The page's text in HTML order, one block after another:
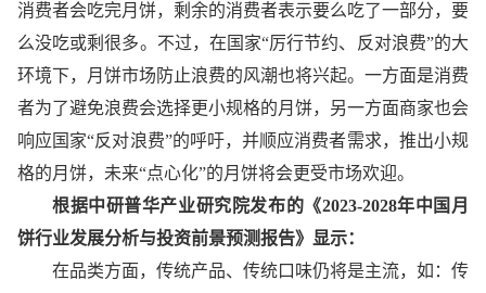
消费者会吃完月饼，剩余的消费者表示要么吃了一部分，要
么没吃或剩很多。不过，在国家“厉行节约、反对浪费”的大
环境下，月饼市场防止浪费的风潮也将兴起。一方面是消费
者为了避免浪费会选择更小规格的月饼，另一方面商家也会
响应国家“反对浪费”的呼吁，并顺应消费者需求，推出小规
格的月饼，未来“点心化”的月饼将会更受市场欢迎。
根据中研普华产业研究院发布的《2023-2028年中国月
饼行业发展分析与投资前景预测报告》显示：
在品类方面，传统产品、传统口味仍将是主流，如：传